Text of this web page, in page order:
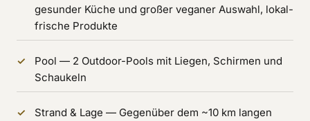
gesunder Küche und großer veganer Auswahl, lokal-
frische Produkte
Pool — 2 Outdoor-Pools mit Liegen, Schirmen und
Schaukeln
Strand & Lage — Gegenüber dem ~10 km langen